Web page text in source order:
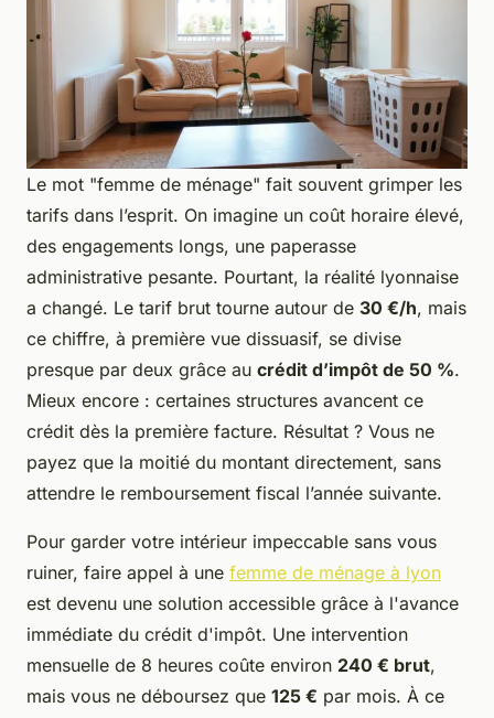
Le mot "femme de ménage" fait souvent grimper les
tarifs dans l’esprit. On imagine un coût horaire élevé,
des engagements longs, une paperasse
administrative pesante. Pourtant, la réalité lyonnaise
a changé. Le tarif brut tourne autour de 30 €/h, mais
ce chiffre, à première vue dissuasif, se divise
presque par deux grâce au crédit d’impôt de 50 %.
Mieux encore : certaines structures avancent ce
crédit dès la première facture. Résultat ? Vous ne
payez que la moitié du montant directement, sans
attendre le remboursement fiscal l’année suivante.
Pour garder votre intérieur impeccable sans vous
ruiner, faire appel à une femme de ménage à lyon
est devenu une solution accessible grâce à l'avance
immédiate du crédit d'impôt. Une intervention
mensuelle de 8 heures coûte environ 240 € brut,
mais vous ne déboursez que 125 € par mois. À ce